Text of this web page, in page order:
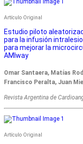
Artí­culo Original
Estudio piloto
para la infusión
para mejorar la
AMIway
Omar Santaera, Matías
Francisco Peralta, Juan
Revista Argentina de
Artí­culo Original